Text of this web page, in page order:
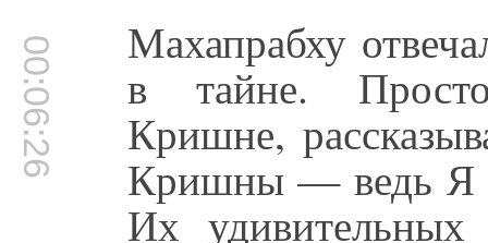
00:06:26 Махапрабху
в тайне.
Кришне,
Кришны — ведь Я
Их